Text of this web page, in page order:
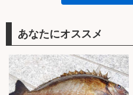
あなたにオススメ